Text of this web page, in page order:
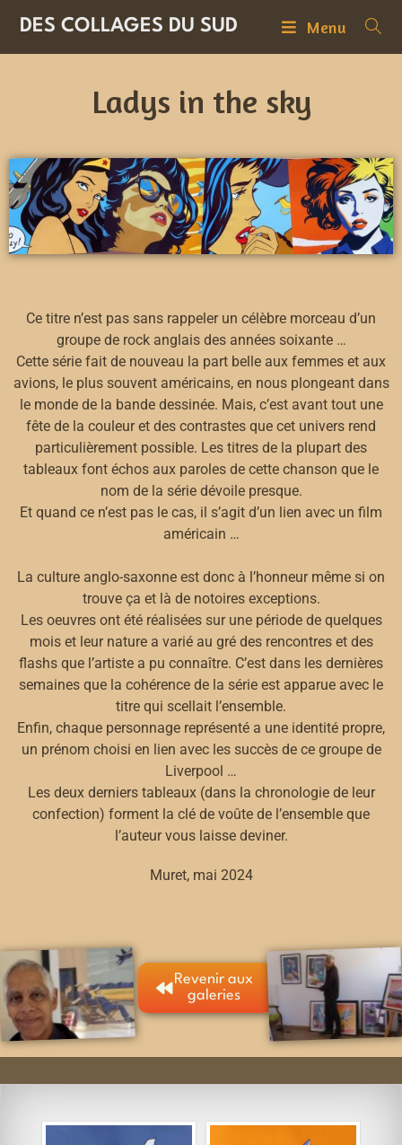
DES COLLAGES DU SUD Menu
Ladys in the sky
Ce titre n’est pas sans rappeler un célèbre morceau d’un
groupe de rock anglais des années soixante …
Cette série fait de nouveau la part belle aux femmes et aux
avions, le plus souvent américains, en nous plongeant dans
le monde de la bande dessinée. Mais, c’est avant tout une
fête de la couleur et des contrastes que cet univers rend
particulièrement possible. Les titres de la plupart des
tableaux font échos aux paroles de cette chanson que le
nom de la série dévoile presque.
Et quand ce n’est pas le cas, il s’agit d’un lien avec un film
américain …
La culture anglo-saxonne est donc à l’honneur même si on
trouve ça et là de notoires exceptions.
Les oeuvres ont été réalisées sur une période de quelques
mois et leur nature a varié au gré des rencontres et des
flashs que l’artiste a pu connaître. C’est dans les dernières
semaines que la cohérence de la série est apparue avec le
titre qui scellait l’ensemble.
Enfin, chaque personnage représenté a une identité propre,
un prénom choisi en lien avec les succès de ce groupe de
Liverpool …
Les deux derniers tableaux (dans la chronologie de leur
confection) forment la clé de voûte de l’ensemble que
l’auteur vous laisse deviner.
Muret, mai 2024
Revenir aux
galeries